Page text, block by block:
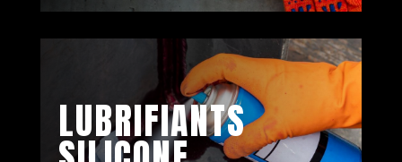
LUBRIFIANTS